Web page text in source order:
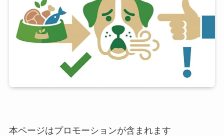
本ページはプロモーションが含まれます